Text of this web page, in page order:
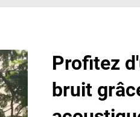
Profitez
bruit